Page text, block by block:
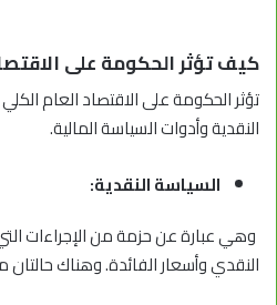
كيف تؤثر الحكومة على
تؤثر الحكومة على الاقتصاد العام
النقدية وأدوات السياسة المالية.
السياسة النقدية:
وهي عبارة عن حزمة من الإجراءات
النقدي وأسعار الفائدة. وهناك حالتان